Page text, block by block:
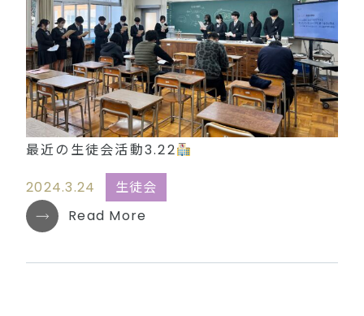
最近の生徒会活動3.22
2024.3.24
生徒会
Read More